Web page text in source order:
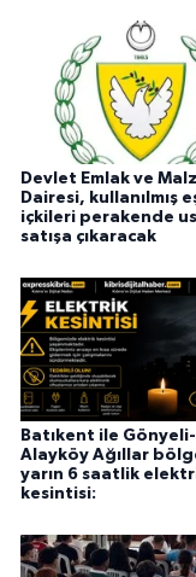
Devlet Emlak ve
Dairesi, kullanılmış
içkileri perakende
satışa çıkaracak
Batıkent ile Gönyeli-
Alayköy Ağıllar
yarın 6 saatlik
kesintisi: